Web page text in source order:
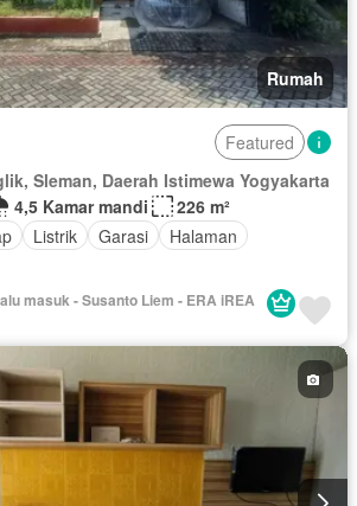
Rumah
Featured
Sleman, Daerah Istimewa Yogyakarta
4,5 Kamar mandi
226 m²
Listrik Garasi
Halaman
masuk - Susanto Liem - ERA iREA